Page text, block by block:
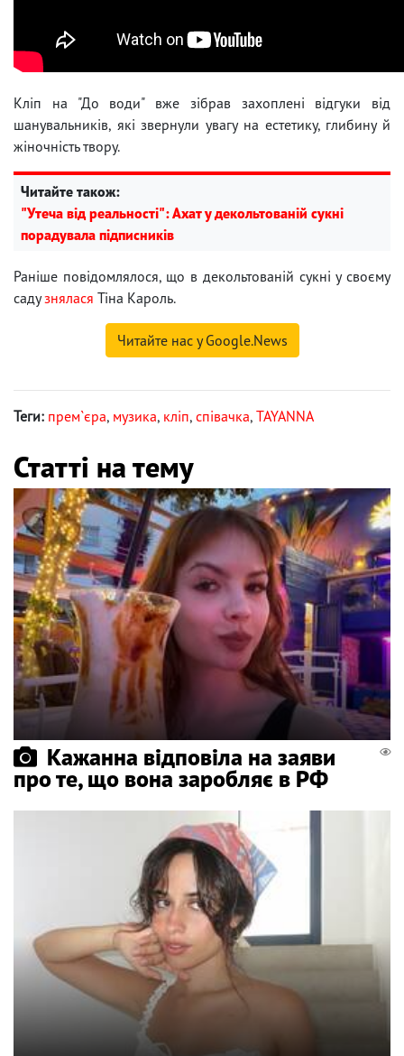
Кліп на "До води" вже зібрав захоплені відгуки від
шанувальників, які звернули увагу на естетику, глибину й
жіночність твору.
Читайте також:
"Утеча від реальності": Ахат у декольтованій сукні
порадувала підписників
Раніше повідомлялося, що в декольтованій сукні у своєму
садузнялася Тіна Кароль.
Читайте нас у Google.News
Теги: прем`єра, музика, кліп, співачка, TAYANNA
Статті на тему
Кажанна відповіла на заяви
про те, що вона заробляє в РФ